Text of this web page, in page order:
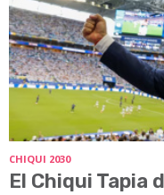
CHIQUI 2030
El Chiqui Tapia